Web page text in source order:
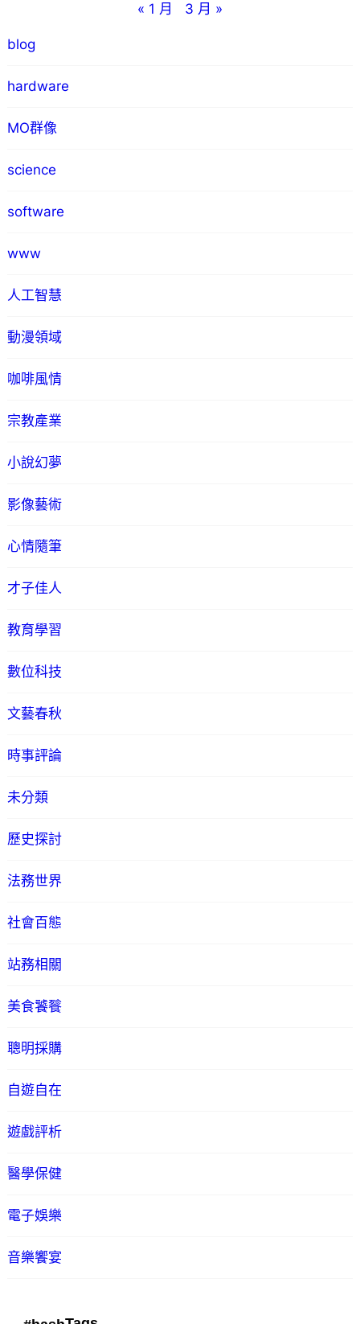
« 1 月
3 月 »
blog
hardware
MO群像
science
software
www
人工智慧
動漫領域
咖啡風情
宗教產業
小說幻夢
影像藝術
心情隨筆
才子佳人
教育學習
數位科技
文藝春秋
時事評論
未分類
歷史探討
法務世界
社會百態
站務相關
美食饕餮
聰明採購
自遊自在
遊戲評析
醫學保健
電子娛樂
音樂饗宴